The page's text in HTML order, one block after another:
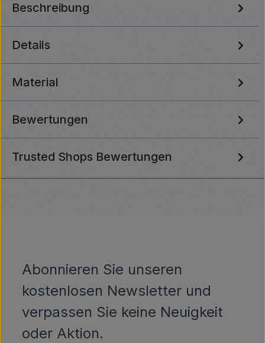
Beschreibung
Details
Material
Bewertungen
Trusted Shops Bewertungen
Abonnieren Sie unseren
kostenlosen Newsletter und
verpassen Sie keine Neuigkeit
oder Aktion.